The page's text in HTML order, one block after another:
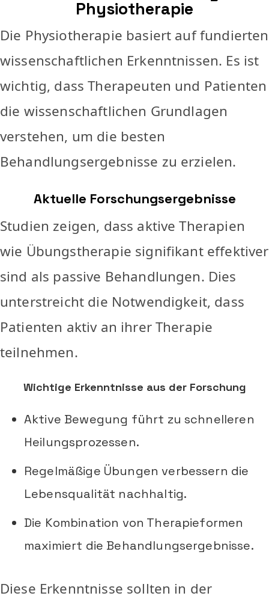
Physiotherapie
Die Physiotherapie basiert auf fundierten
wissenschaftlichen Erkenntnissen. Es ist
wichtig, dass Therapeuten und Patienten
die wissenschaftlichen Grundlagen
verstehen, um die besten
Behandlungsergebnisse zu erzielen.
Aktuelle Forschungsergebnisse
Studien zeigen, dass aktive Therapien
wie Übungstherapie signifikant effektiver
sind als passive Behandlungen. Dies
unterstreicht die Notwendigkeit, dass
Patienten aktiv an ihrer Therapie
teilnehmen.
Wichtige Erkenntnisse aus der Forschung
Aktive Bewegung führt zu schnelleren
Heilungsprozessen.
Regelmäßige Übungen verbessern die
Lebensqualität nachhaltig.
Die Kombination von Therapieformen
maximiert die Behandlungsergebnisse.
Diese Erkenntnisse sollten in der